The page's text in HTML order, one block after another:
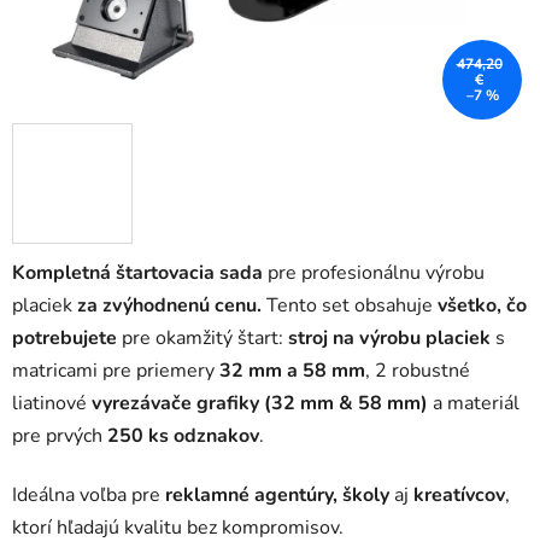
Kompletná štartovacia sada pre profesionálnu výrobu
placiekza zvýhodnenú cenu. Tento set obsahuje všetko, čo
potrebujete pre okamžitý štart: stroj na výrobu placiek s
matricami pre priemery32 mm a 58 mm, 2 robustné
liatinové vyrezávače grafiky (32 mm & 58 mm) a materiál
pre prvých 250 ks odznakov.
Ideálna voľba pre reklamné agentúry, školy aj kreatívcov,
ktorí hľadajú kvalitu bez kompromisov.
474,20
€
–7 %